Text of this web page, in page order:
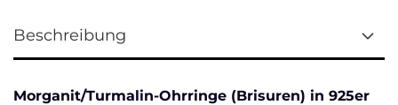
Beschreibung
Morganit/Turmalin-Ohrringe (Brisuren) in 925er